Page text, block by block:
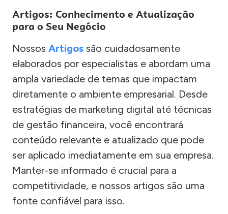
Artigos: Conhecimento e Atualização
para o Seu Negócio
Nossos Artigos são cuidadosamente
elaborados por especialistas e abordam uma
ampla variedade de temas que impactam
diretamente o ambiente empresarial. Desde
estratégias de marketing digital até técnicas
de gestão financeira, você encontrará
conteúdo relevante e atualizado que pode
ser aplicado imediatamente em sua empresa.
Manter-se informado é crucial para a
competitividade, e nossos artigos são uma
fonte confiável para isso.